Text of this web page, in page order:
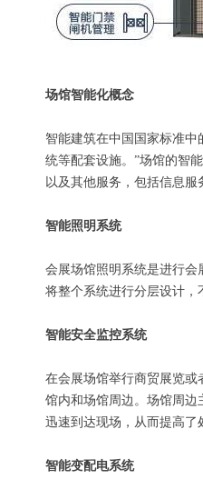
场馆智能化概念
智能建筑在中国国家标准
统等配套设施。”场馆的智
以及其他服务，包括信息服
智能照明系统
会展场馆照明系统是进行
将整个系统进行分层设计
智能安全监控系统
在会展场馆举行商贸展览
馆内和场馆周边。场馆周
迅速到达现场，从而提高
智能变配电系统